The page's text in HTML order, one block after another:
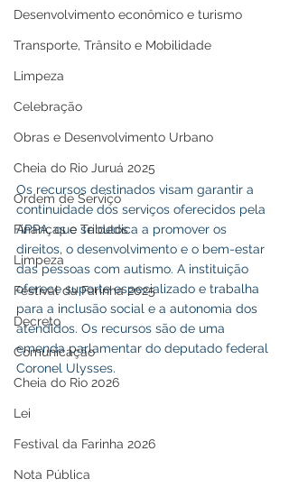
Desenvolvimento econômico e turismo
Transporte, Trânsito e Mobilidade
Limpeza
Celebração
Obras e Desenvolvimento Urbano
Cheia do Rio Juruá 2025
Ordem de Serviço
Finanças e Tributos
Limpeza
Festival da Farinha 2025
Decreto
Comunicação
Cheia do Rio 2026
Lei
Festival da Farinha 2026
Nota Pública
Os recursos destinados visam garantir a
continuidade dos serviços oferecidos pela
APPA, que se dedica a promover os
direitos, o desenvolvimento e o bem-estar
das pessoas com autismo. A instituição
oferece suporte especializado e trabalha
para a inclusão social e a autonomia dos
atendidos. Os recursos são de uma
emenda parlamentar do deputado federal
Coronel Ulysses.